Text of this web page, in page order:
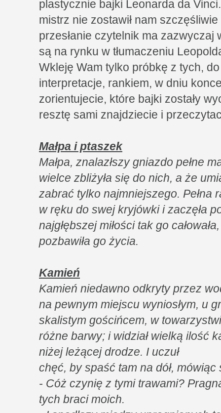
plastycznie bajki Leonarda da
mistrz nie zostawił nam
przesłanie czytelnik ma
są na rynku w tłumaczeniu
Wkleję Wam tylko próbkę z tych,
interpretacje, rankiem, w dniu
zorientujecie, które bajki zostały
resztę sami znajdziecie i
Małpa i ptaszek
Małpa, znalazłszy gniazdo pełne
wielce zbliżyła się do nich, a że
zabrać tylko najmniejszego. Pełna
w ręku do swej kryjówki i zaczęła
najgłębszej miłości tak go
pozbawiła go życia.
Kamień
Kamień niedawno odkryty przez
na pewnym miejscu wyniosłym, u
skalistym gościńcem, w
różne barwy; i widział wielką ilość
niżej leżącej drodze. I uczuł
chęć, by spaść tam na dół, mówiąc
- Cóż czynię z tymi trawami?
tych braci moich.